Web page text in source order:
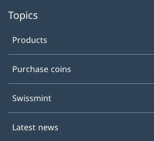
Topics
Products
Purchase coins
Swissmint
Latest news